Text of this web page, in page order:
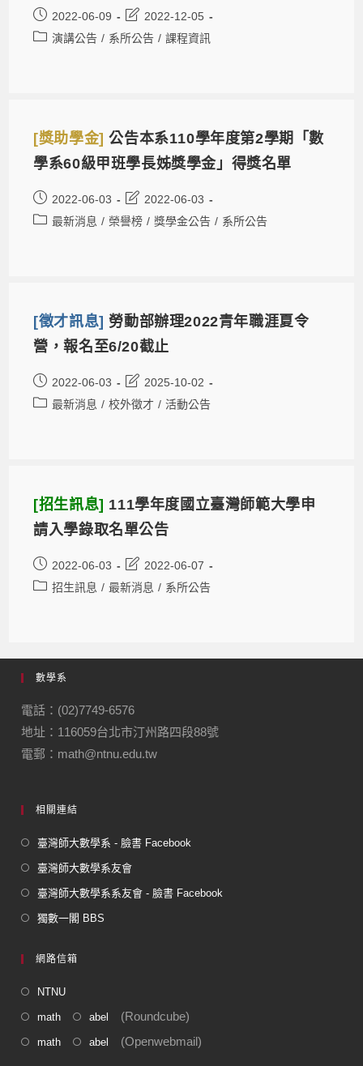
2022-06-09
2022-12-05
演講公告 / 系所公告 / 課程資訊
[獎助學金]公告本系110學年度第2學期「數
學系60級甲班學長姊獎學金」得獎名單
2022-06-03
2022-06-03
最新消息 / 榮譽榜 / 獎學金公告 / 系所公告
[徵才訊息]勞動部辦理2022青年職涯夏令
營，報名至6/20截止
2022-06-03
2025-10-02
最新消息 / 校外徵才 / 活動公告
[招生訊息] 111學年度國立臺灣師範大學申
請入學錄取名單公告
2022-06-03
2022-06-07
招生訊息 / 最新消息 / 系所公告
數學系
電話：(02)7749-6576
地址：116059台北市汀州路四段88號
電郵：math@ntnu.edu.tw
相關連結
臺灣師大數學系 - 臉書 Facebook
臺灣師大數學系友會
臺灣師大數學系系友會 - 臉書 Facebook
獨數一閣 BBS
網路信箱
NTNU
math abel (Roundcube)
math abel (Openwebmail)